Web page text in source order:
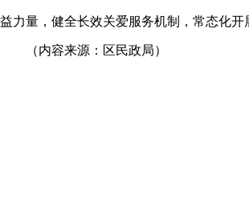
益力量，健全长效关爱服务机制，常态化
（内容来源：区民政局）